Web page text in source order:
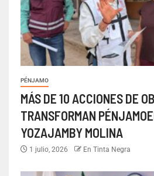
PÉNJAMO
MÁS DE 10 ACCIONES DE
TRANSFORMAN
YOZAJAMBY MOLINA
1 julio, 2026 En Tinta Negra